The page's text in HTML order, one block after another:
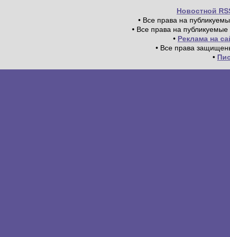
Новостной
• Все права на
• Все права на
• Реклама на
• Все права
•